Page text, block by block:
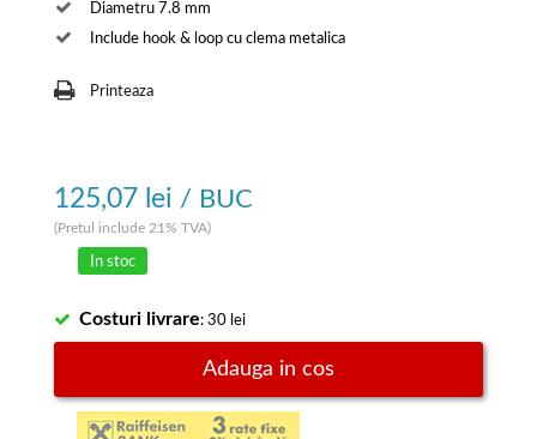
Diametru 7.8 mm
Include hook & loop cu clema metalica
Printeaza
125,07 lei / BUC
(Pretul include 21% TVA)
In stoc
Costuri livrare: 30 lei
Adauga in cos